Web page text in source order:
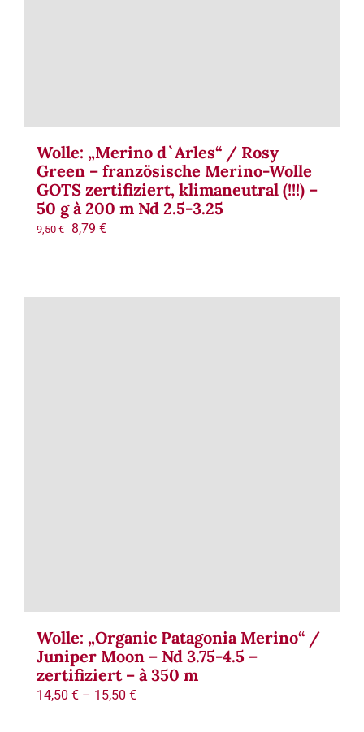
Wolle: „Merino d`Arles“ / Rosy
Green – französische Merino-Wolle
GOTS zertifiziert, klimaneutral (!!!) –
50 g à 200 m Nd 2.5-3.25
9,50€
Ursprünglicher
9,50 €
8,79 €Aktueller
8,79 €.
Wolle: „Organic Patagonia Merino“ /
Juniper Moon – Nd 3.75-4.5 –
zertifiziert – à 350 m
14,50 € – 15,50 €